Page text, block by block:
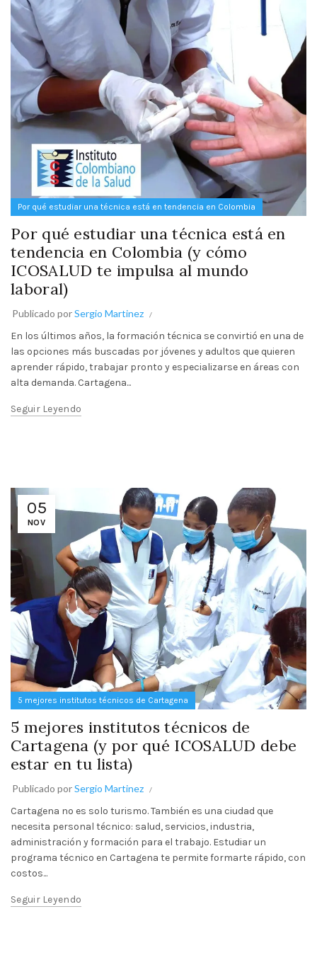
Por qué estudiar una técnica está en tendencia en Colombia
Por qué estudiar una técnica está en
tendencia en Colombia (y cómo
ICOSALUD te impulsa al mundo
laboral)
Publicado porSergio Martinez
En los últimos años, la formación técnica se convirtió en una de
las opciones más buscadas por jóvenes y adultos que quieren
aprender rápido, trabajar pronto y especializarse en áreas con
alta demanda. Cartagena...
Seguir Leyendo
05
NOV
5 mejores institutos técnicos de Cartagena
5 mejores institutos técnicos de
Cartagena (y por qué ICOSALUD debe
estar en tu lista)
Publicado porSergio Martinez
Cartagena no es solo turismo. También es una ciudad que
necesita personal técnico: salud, servicios, industria,
administración y formación para el trabajo. Estudiar un
programa técnico en Cartagena te permite formarte rápido, con
costos...
Seguir Leyendo